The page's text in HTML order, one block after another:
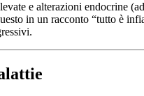
e alterazioni endocrine
in un racconto “tutto è